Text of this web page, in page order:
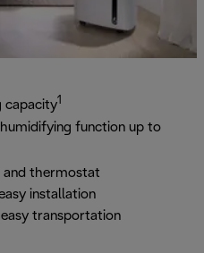
capacity1
function up to
and thermostat
installation
transportation